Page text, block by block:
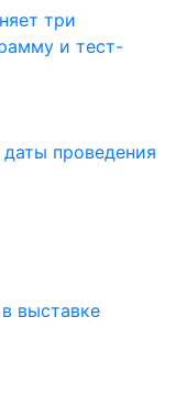
три
и тест-
проведения
выставке